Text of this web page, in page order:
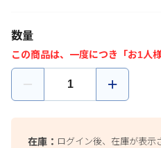
数量
この商品は、一度につき「お1人
在庫： ログイン後、在庫が表示